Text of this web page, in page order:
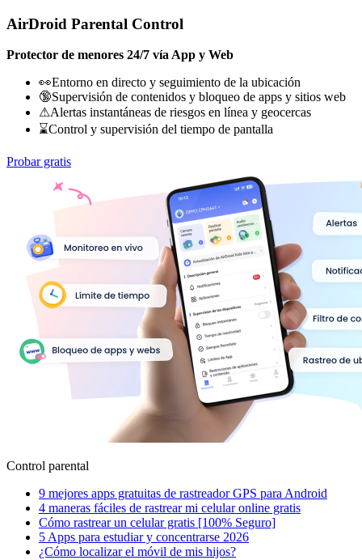
AirDroid Parental Control
Protector de menores 24/7 vía App y Web
👀Entorno en directo y seguimiento de la ubicación
🔞Supervisión de contenidos y bloqueo de apps y sitios web
⚠Alertas instantáneas de riesgos en línea y geocercas
⌛Control y supervisión del tiempo de pantalla
Probar gratis
Control parental
9 mejores apps gratuitas de rastreador GPS para Android
4 maneras fáciles de rastrear mi celular online gratis
Cómo rastrear un celular gratis [100% Seguro]
5 Apps para estudiar y concentrarse 2026
¿Cómo localizar el móvil de mis hijos?